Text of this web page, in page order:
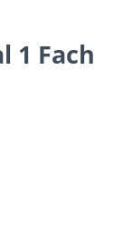
1 Fach